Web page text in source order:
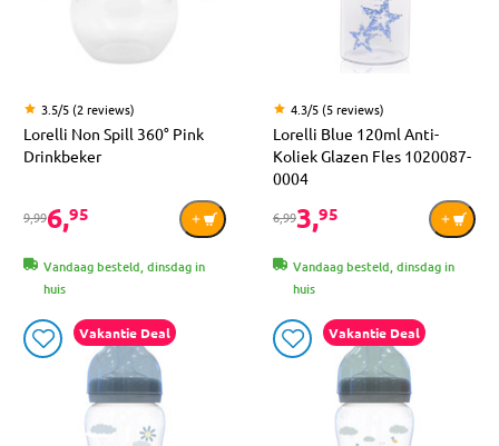
3.5/5 (2 reviews)
Lorelli Non Spill 360° Pink
Drinkbeker
9,996,95
Vandaag besteld, dinsdag in
huis
4.3/5 (5 reviews)
Lorelli Blue 120ml Anti-
Koliek Glazen Fles 1020087-
0004
6,993,95
Vandaag besteld, dinsdag in
huis
Vakantie Deal Vakantie Deal